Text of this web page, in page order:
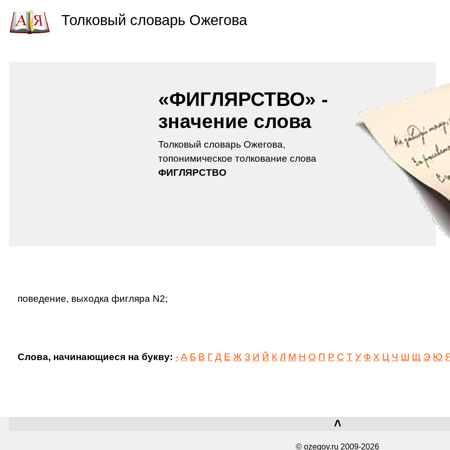
«ФИГЛЯРСТВО» -
значение слова
Толковый словарь Ожегова,
топонимическое толкование слова
ФИГЛЯРСТВО
поведение, выходка фигляра N2;
Слова, начинающиеся на букву: - А Б В Г Д Е Ж З И Й К Л М Н О П Р С Т У Ф Х Ц Ч Ш Щ Э Ю
˄
© ozegov.ru 2009-2026
Толковый словарь Ожегова